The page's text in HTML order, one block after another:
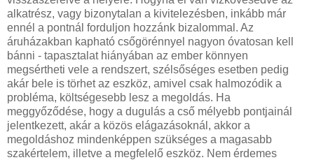
alkatrész, vagy bizonytalan a kivitelezésben, inkább már
ennél a pontnál forduljon hozzánk bizalommal. Az
áruházakban kapható csőgörénnyel nagyon óvatosan kell
bánni - tapasztalat hiányában az ember könnyen
megsértheti vele a rendszert, szélsőséges esetben pedig
akár bele is törhet az eszköz, amivel csak halmozódik a
probléma, költségesebb lesz a megoldás. Ha
meggyőződése, hogy a dugulás a cső mélyebb pontjainál
jelentkezett, akár a közös elágazásoknál, akkor a
megoldáshoz mindenképpen szükséges a magasabb
szakértelem, illetve a megfelelő eszköz. Nem érdemes